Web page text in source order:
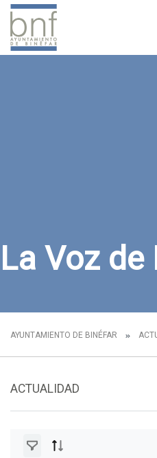
La Voz de
AYUNTAMIENTO DE BINÉFAR
ACTUALIDAD